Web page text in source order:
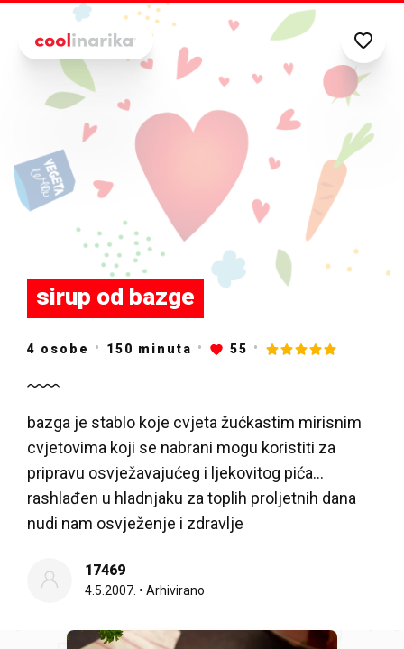
Preskoči na glavni sadržaj
sirup od bazge
4 osobe 150 minuta 55
bazga je stablo koje cvjeta žućkastim mirisnim
cvjetovima koji se nabrani mogu koristiti za
pripravu osvježavajućeg i ljekovitog pića…
rashlađen u hladnjaku za toplih proljetnih dana
nudi nam osvježenje i zdravlje
17469
4.5.2007. • Arhivirano